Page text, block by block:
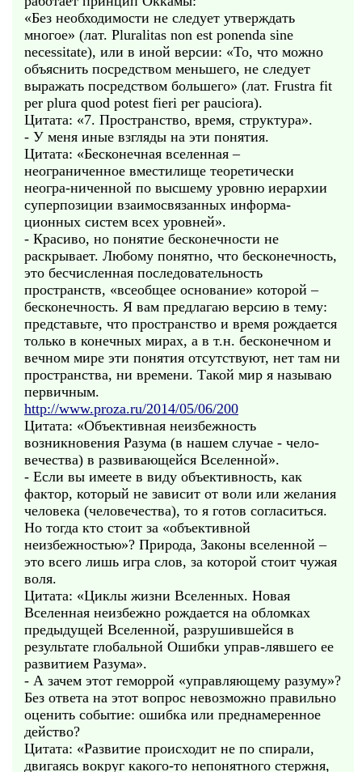
«Без необходимости не следует утверждать
многое» (лат. Pluralitas non est ponenda sine
necessitate), или в иной версии: «То, что можно
объяснить посредством меньшего, не следует
выражать посредством большего» (лат. Frustra fit
per plura quod potest fieri per pauciora).
Цитата: «7. Пространство, время, структура».
- У меня иные взгляды на эти понятия.
Цитата: «Бесконечная вселенная –
неограниченное вместилище теоретически
неогра-ниченной по высшему уровню иерархии
суперпозиции взаимосвязанных информа-
ционных систем всех уровней».
- Красиво, но понятие бесконечности не
раскрывает. Любому понятно, что бесконечность,
это бесчисленная последовательность
пространств, «всеобщее основание» которой –
бесконечность. Я вам предлагаю версию в тему:
представьте, что пространство и время рождается
только в конечных мирах, а в т.н. бесконечном и
вечном мире эти понятия отсутствуют, нет там ни
пространства, ни времени. Такой мир я называю
первичным.
http://www.proza.ru/2014/05/06/200
Цитата: «Объективная неизбежность
возникновения Разума (в нашем случае - чело-
вечества) в развивающейся Вселенной».
- Если вы имеете в виду объективность, как
фактор, который не зависит от воли или желания
человека (человечества), то я готов согласиться.
Но тогда кто стоит за «объективной
неизбежностью»? Природа, Законы вселенной –
это всего лишь игра слов, за которой стоит чужая
воля.
Цитата: «Циклы жизни Вселенных. Новая
Вселенная неизбежно рождается на обломках
предыдущей Вселенной, разрушившейся в
результате глобальной Ошибки управ-лявшего ее
развитием Разума».
- А зачем этот геморрой «управляющему разуму»?
Без ответа на этот вопрос невозможно правильно
оценить событие: ошибка или преднамеренное
действо?
Цитата: «Развитие происходит не по спирали,
двигаясь вокруг какого-то непонятного стержня,